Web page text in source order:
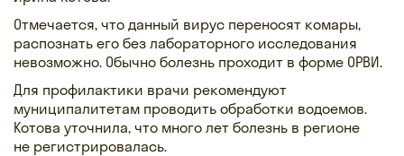
Отмечается, что данный вирус переносят комары,
распознать его без лабораторного исследования
невозможно. Обычно болезнь проходит в форме ОРВИ.
Для профилактики врачи рекомендуют
муниципалитетам проводить обработки водоемов.
Котова уточнила, что много лет болезнь в регионе
не регистрировалась.